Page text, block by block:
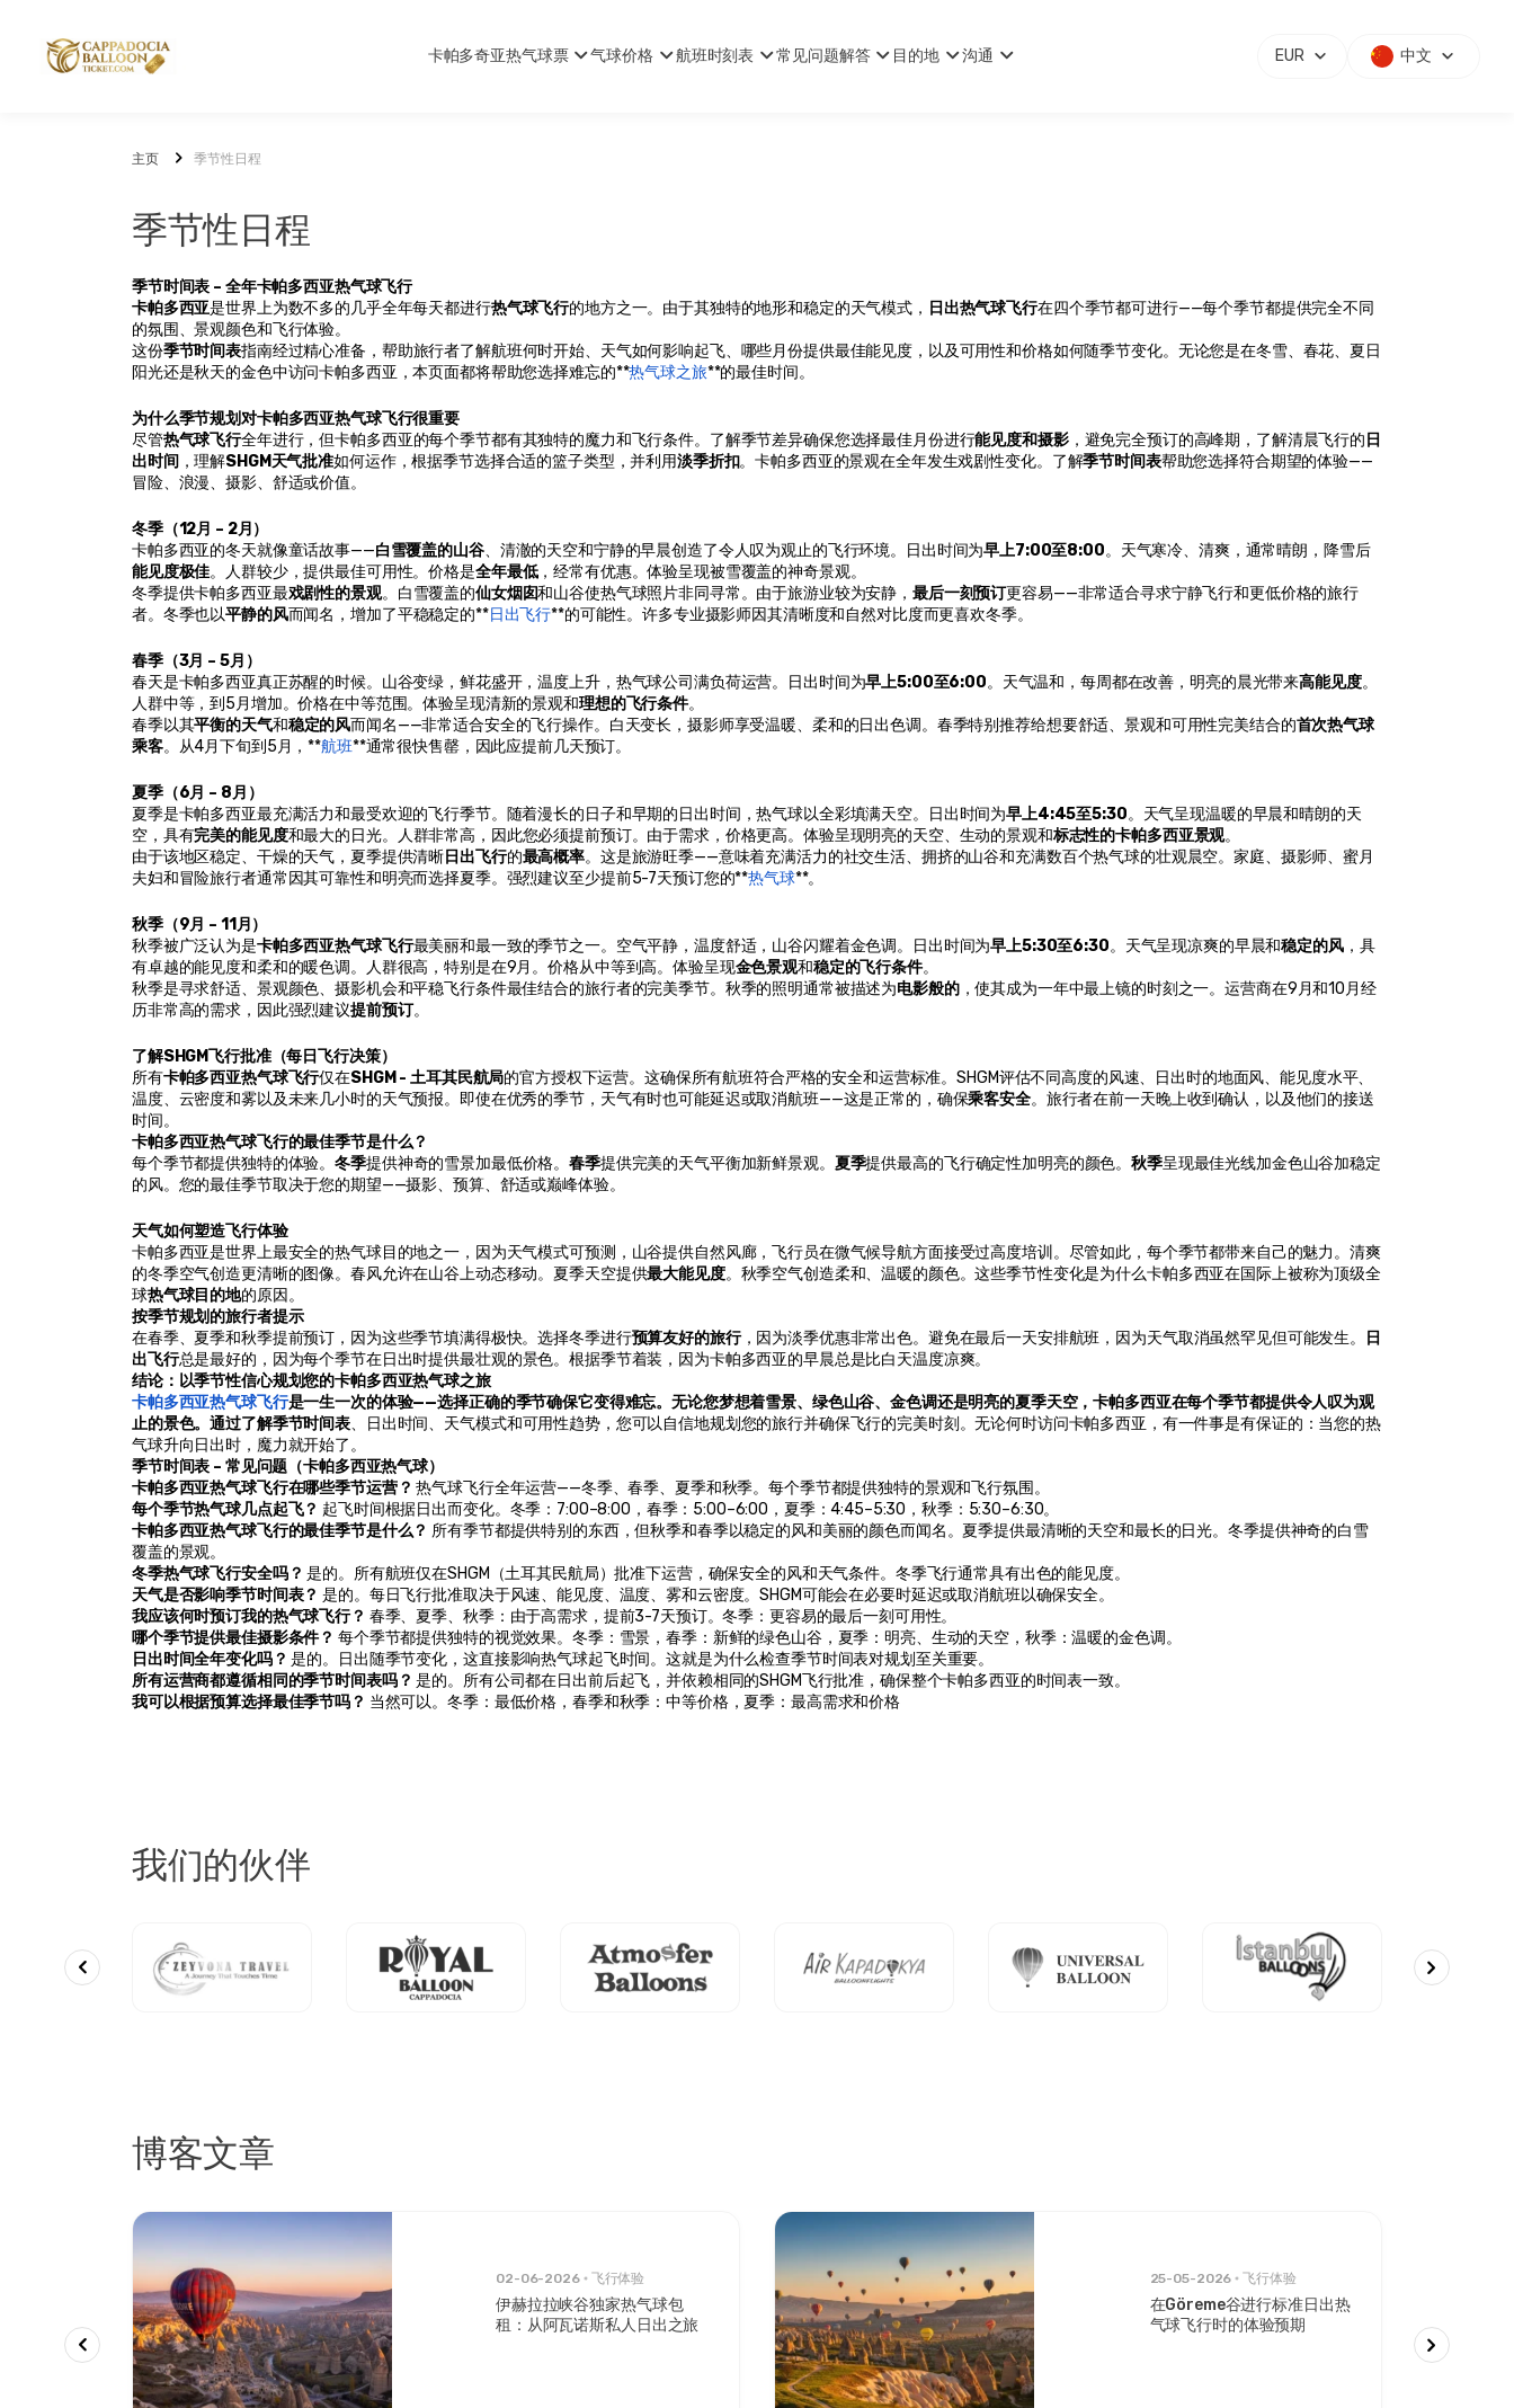
卡帕多奇亚热气球票 气球价格 航班时刻表 常见问题解答 目的地 沟通 EUR 中文
主页 季节性日程
季节性日程
季节时间表 – 全年卡帕多西亚热气球飞行
卡帕多西亚是世界上为数不多的几乎全年每天都进行热气球飞行的地方之一。由于其独特的地形和稳定的天气模式， 日出热气球飞行在四个季节都可进行——每个季节都提供完全不同
的氛围、景观颜色和飞行体验。
这份季节时间表指南经过精心准备，帮助旅行者了解航班何时开始、天气如何影响起飞、哪些月份提供最佳能见度，以及可用性和价格如何随季节变化。无论您是在冬雪、春花、夏日
阳光还是秋天的金色中访问卡帕多西亚，本页面都将帮助您选择难忘的**热气球之旅**的最佳时间。
为什么季节规划对卡帕多西亚热气球飞行很重要
尽管热气球飞行全年进行，但卡帕多西亚的每个季节都有其独特的魔力和飞行条件。了解季节差异确保您选择最佳月份进行能见度和摄影，避免完全预订的高峰期，了解清晨飞行的 日
出时间 ，理解SHGM天气批准如何运作，根据季节选择合适的篮子类型，并利用淡季折扣。卡帕多西亚的景观在全年发生戏剧性变化。了解季节时间表帮助您选择符合期望的体验——
冒险、浪漫、摄影、舒适或价值。
冬季（12月 – 2月）
卡帕多西亚的冬天就像童话故事——白雪覆盖的山谷、清澈的天空和宁静的早晨创造了令人叹为观止的飞行环境。日出时间为早上7:00至8:00。天气寒冷、清爽，通常晴朗，降雪后
能见度极佳。人群较少，提供最佳可用性。价格是全年最低，经常有优惠。体验呈现被雪覆盖的神奇景观。
冬季提供卡帕多西亚最戏剧性的景观。白雪覆盖的仙女烟囱和山谷使热气球照片非同寻常。由于旅游业较为安静，最后一刻预订更容易——非常适合寻求宁静飞行和更低价格的旅行
者。冬季也以平静的风而闻名，增加了平稳稳定的**日出飞行**的可能性。许多专业摄影师因其清晰度和自然对比度而更喜欢冬季。
春季（3月 – 5月）
春天是卡帕多西亚真正苏醒的时候。山谷变绿，鲜花盛开，温度上升，热气球公司满负荷运营。日出时间为早上5:00至6:00。天气温和，每周都在改善，明亮的晨光带来高能见度。
人群中等，到5月增加。价格在中等范围。体验呈现清新的景观和理想的飞行条件。
春季以其平衡的天气和稳定的风而闻名——非常适合安全的飞行操作。白天变长，摄影师享受温暖、柔和的日出色调。春季特别推荐给想要舒适、景观和可用性完美结合的首次热气球
乘客。从4月下旬到5月，**航班**通常很快售罄，因此应提前几天预订。
夏季（6月 – 8月）
夏季是卡帕多西亚最充满活力和最受欢迎的飞行季节。随着漫长的日子和早期的日出时间，热气球以全彩填满天空。日出时间为早上4:45至5:30。天气呈现温暖的早晨和晴朗的天
空，具有完美的能见度和最大的日光。人群非常高，因此您必须提前预订。由于需求，价格更高。体验呈现明亮的天空、生动的景观和标志性的卡帕多西亚景观。
由于该地区稳定、干燥的天气，夏季提供清晰日出飞行的最高概率。这是旅游旺季——意味着充满活力的社交生活、拥挤的山谷和充满数百个热气球的壮观晨空。家庭、摄影师、蜜月
夫妇和冒险旅行者通常因其可靠性和明亮而选择夏季。强烈建议至少提前5-7天预订您的**热气球**。
秋季（9月 – 11月）
秋季被广泛认为是卡帕多西亚热气球飞行最美丽和最一致的季节之一。空气平静，温度舒适，山谷闪耀着金色调。日出时间为早上5:30至6:30。天气呈现凉爽的早晨和稳定的风，具
有卓越的能见度和柔和的暖色调。人群很高，特别是在9月。价格从中等到高。体验呈现金色景观和稳定的飞行条件。
秋季是寻求舒适、景观颜色、摄影机会和平稳飞行条件最佳结合的旅行者的完美季节。秋季的照明通常被描述为电影般的，使其成为一年中最上镜的时刻之一。运营商在9月和10月经
历非常高的需求，因此强烈建议提前预订。
了解SHGM飞行批准（每日飞行决策）
所有卡帕多西亚热气球飞行仅在SHGM - 土耳其民航局的官方授权下运营。这确保所有航班符合严格的安全和运营标准。SHGM评估不同高度的风速、日出时的地面风、能见度水平、
温度、云密度和雾以及未来几小时的天气预报。即使在优秀的季节，天气有时也可能延迟或取消航班——这是正常的，确保乘客安全。旅行者在前一天晚上收到确认，以及他们的接送
时间。
卡帕多西亚热气球飞行的最佳季节是什么？
每个季节都提供独特的体验。冬季提供神奇的雪景加最低价格。春季提供完美的天气平衡加新鲜景观。 夏季提供最高的飞行确定性加明亮的颜色。秋季呈现最佳光线加金色山谷加稳定
的风。您的最佳季节取决于您的期望——摄影、预算、舒适或巅峰体验。
天气如何塑造飞行体验
卡帕多西亚是世界上最安全的热气球目的地之一，因为天气模式可预测，山谷提供自然风廊，飞行员在微气候导航方面接受过高度培训。尽管如此，每个季节都带来自己的魅力。清爽
的冬季空气创造更清晰的图像。春风允许在山谷上动态移动。夏季天空提供最大能见度。秋季空气创造柔和、温暖的颜色。这些季节性变化是为什么卡帕多西亚在国际上被称为顶级全
球热气球目的地的原因。
按季节规划的旅行者提示
在春季、夏季和秋季提前预订，因为这些季节填满得极快。选择冬季进行预算友好的旅行，因为淡季优惠非常出色。避免在最后一天安排航班，因为天气取消虽然罕见但可能发生。
日
出飞行总是最好的，因为每个季节在日出时提供最壮观的景色。根据季节着装，因为卡帕多西亚的早晨总是比白天温度凉爽。
结论：以季节性信心规划您的卡帕多西亚热气球之旅
卡帕多西亚热气球飞行是一生一次的体验——选择正确的季节确保它变得难忘。无论您梦想着雪景、绿色山谷、金色调还是明亮的夏季天空，卡帕多西亚在每个季节都提供令人叹为观
止的景色。通过了解季节时间表、日出时间、天气模式和可用性趋势，您可以自信地规划您的旅行并确保飞行的完美时刻。无论何时访问卡帕多西亚，有一件事是有保证的：当您的热
气球升向日出时，魔力就开始了。
季节时间表 – 常见问题（卡帕多西亚热气球）
卡帕多西亚热气球飞行在哪些季节运营？ 热气球飞行全年运营——冬季、春季、夏季和秋季。每个季节都提供独特的景观和飞行氛围。
每个季节热气球几点起飞？ 起飞时间根据日出而变化。冬季：7:00–8:00，春季：5:00–6:00，夏季：4:45–5:30，秋季：5:30–6:30。
卡帕多西亚热气球飞行的最佳季节是什么？ 所有季节都提供特别的东西，但秋季和春季以稳定的风和美丽的颜色而闻名。夏季提供最清晰的天空和最长的日光。冬季提供神奇的白雪
覆盖的景观。
冬季热气球飞行安全吗？ 是的。所有航班仅在SHGM（土耳其民航局）批准下运营，确保安全的风和天气条件。冬季飞行通常具有出色的能见度。
天气是否影响季节时间表？ 是的。每日飞行批准取决于风速、能见度、温度、雾和云密度。SHGM可能会在必要时延迟或取消航班以确保安全。
我应该何时预订我的热气球飞行？ 春季、夏季、秋季：由于高需求，提前3-7天预订。冬季：更容易的最后一刻可用性。
哪个季节提供最佳摄影条件？ 每个季节都提供独特的视觉效果。冬季：雪景，春季：新鲜的绿色山谷，夏季：明亮、生动的天空，秋季：温暖的金色调。
日出时间全年变化吗？ 是的。日出随季节变化，这直接影响热气球起飞时间。这就是为什么检查季节时间表对规划至关重要。
所有运营商都遵循相同的季节时间表吗？ 是的。所有公司都在日出前后起飞，并依赖相同的SHGM飞行批准，确保整个卡帕多西亚的时间表一致。
我可以根据预算选择最佳季节吗？ 当然可以。冬季：最低价格，春季和秋季：中等价格，夏季：最高需求和价格
我们的伙伴
博客文章
02-06-2026 飞行体验
伊赫拉拉峡谷独家热气球包
租：从阿瓦诺斯私人日出之旅
25-05-2026 飞行体验
在Göreme谷进行标准日出热
气球飞行时的体验预期